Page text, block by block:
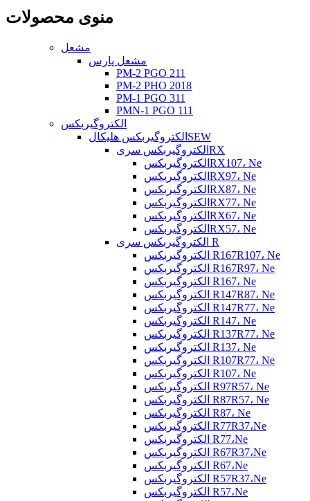
منوی محصولات
مشعل
مشعل پارس
PM-2 PGO 211
PM-2 PHO 2018
PM-1 PGO 311
PMN-1 PGO 111
الکتروگیربکس
الکتروگیربکس هلیکالSEW
الکتروگیربکس سریRX
الکتروگیربکسRX107، Ne
الکتروگیربکسRX97، Ne
الکتروگیربکسRX87، Ne
الکتروگیربکسRX77، Ne
الکتروگیربکسRX67، Ne
الکتروگیربکسRX57، Ne
الکتروگیربکس سری R
الکتروگیربکس R167R107، Ne
الکتروگیربکس R167R97، Ne
الکتروگیربکس R167، Ne
الکتروگیربکس R147R87، Ne
الکتروگیربکس R147R77، Ne
الکتروگیربکس R147، Ne
الکتروگیربکس R137R77، Ne
الکتروگیربکس R137، Ne
الکتروگیربکس R107R77، Ne
الکتروگیربکس R107، Ne
الکتروگیربکس R97R57، Ne
الکتروگیربکس R87R57، Ne
الکتروگیربکس R87، Ne
الکتروگیربکس R77R37،Ne
الکتروگیربکس R77،Ne
الکتروگیربکس R67R37،Ne
الکتروگیربکس R67،Ne
الکتروگیربکس R57R37،Ne
الکتروگیربکس R57،Ne